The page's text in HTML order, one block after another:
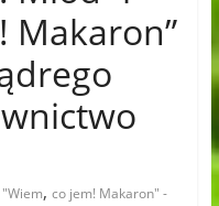
Makaron”
"Wiem, co jem! Makaron" -